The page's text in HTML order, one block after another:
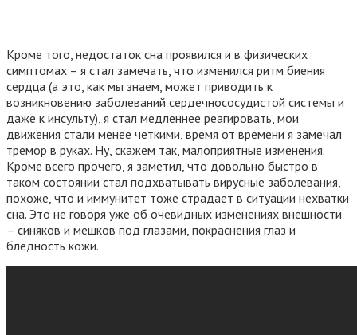
Кроме того, недостаток сна проявился и в физических
симптомах – я стал замечать, что изменился ритм биения
сердца (а это, как мы знаем, может приводить к
возникновению заболеваний сердечнососудистой системы и
даже к инсульту), я стал медленнее реагировать, мои
движения стали менее четкими, время от времени я замечал
тремор в руках. Ну, скажем так, малоприятные изменения.
Кроме всего прочего, я заметил, что довольно быстро в
таком состоянии стал подхватывать вирусные заболевания,
похоже, что и иммунитет тоже страдает в ситуации нехватки
сна. Это не говоря уже об очевидных изменениях внешности
– синяков и мешков под глазами, покраснения глаз и
бледность кожи.